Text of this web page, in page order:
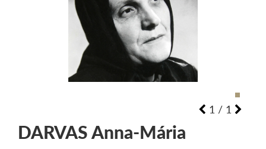
1 / 1
DARVASAnna-Mária